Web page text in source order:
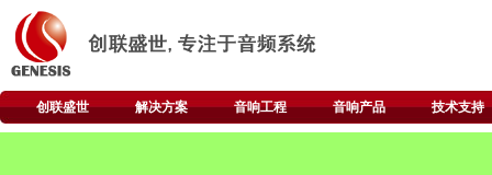
创联盛世 解决方案 音响工程 音响产品 技术支持